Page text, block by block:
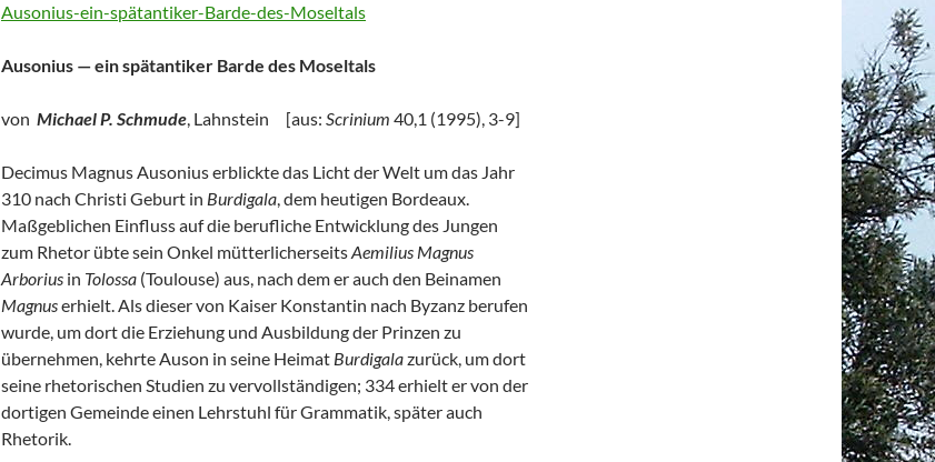
Ausonius-ein-spätantiker-Barde-des-Moseltals
Ausonius — ein spätantiker Barde des Moseltals
von Michael P. Schmude, Lahnstein [aus: Scrinium 40,1 (1995), 3-9]
Decimus Magnus Ausonius erblickte das Licht der Welt um das Jahr
310 nach Christi Geburt in Burdigala, dem heutigen Bordeaux.
Maßgeblichen Einfluss auf die berufliche Entwicklung des Jungen
zum Rhetor übte sein Onkel mütterlicherseitsAemilius Magnus
Arborius in Tolossa (Toulouse) aus, nach dem er auch den Beinamen
Magnuserhielt. Als dieser von Kaiser Konstantin nach Byzanz berufen
wurde, um dort die Erziehung und Ausbildung der Prinzen zu
übernehmen, kehrte Auson in seine Heimat Burdigalazurück, um dort
seine rhetorischen Studien zu vervollständigen; 334 erhielt er von der
dortigen Gemeinde einen Lehrstuhl für Grammatik, später auch
Rhetorik.